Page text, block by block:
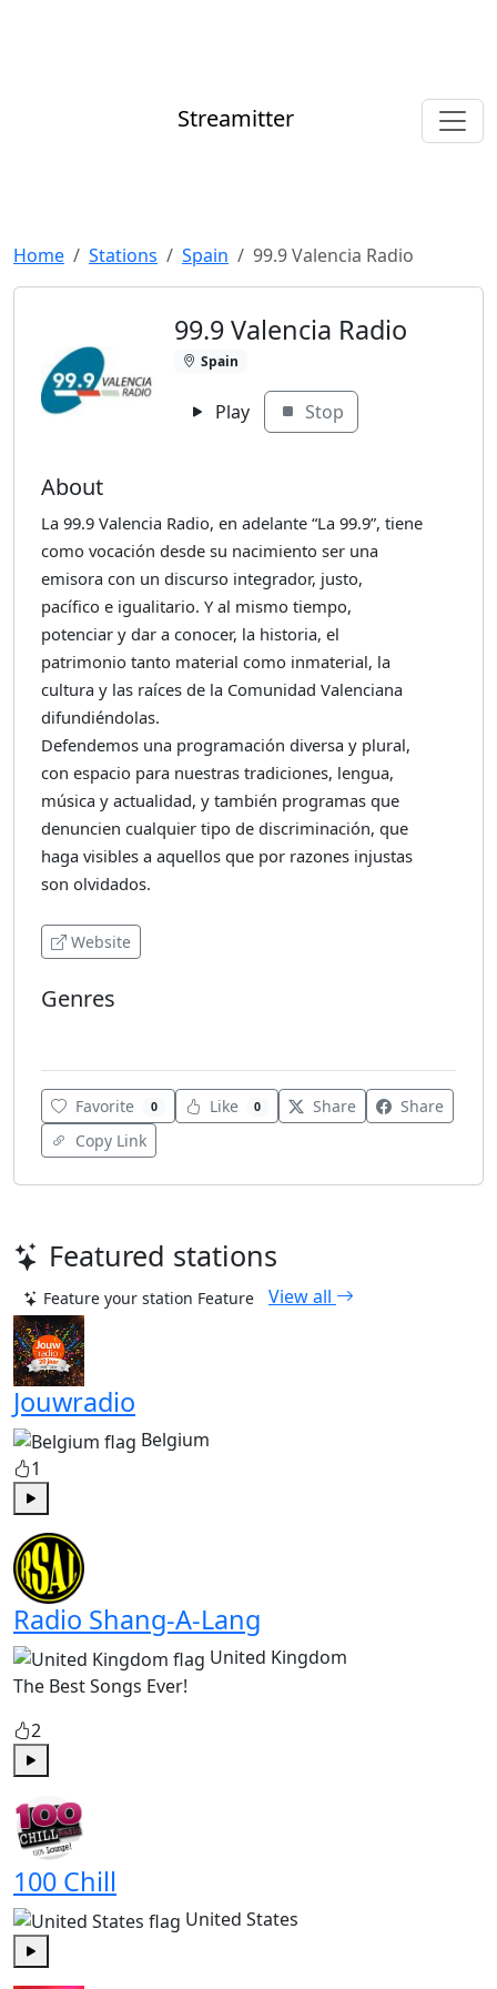
Streamitter
Home Stations Spain 99.9 Valencia Radio
99.9 Valencia Radio
Spain
Play Stop
About
La 99.9 Valencia Radio, en adelante “La 99.9”, tiene
como vocación desde su nacimiento ser una
emisora con un discurso integrador, justo,
pacífico e igualitario. Y al mismo tiempo,
potenciar y dar a conocer, la historia, el
patrimonio tanto material como inmaterial, la
cultura y las raíces de la Comunidad Valenciana
difundiéndolas.
Defendemos una programación diversa y plural,
con espacio para nuestras tradiciones, lengua,
música y actualidad, y también programas que
denuncien cualquier tipo de discriminación, que
haga visibles a aquellos que por razones injustas
son olvidados.
Website
Genres
Favorite 0 Like 0 Share
Share
Copy Link
Featured stations
Feature your station Feature View all
Jouwradio
Belgium
1
Radio Shang-A-Lang
United Kingdom
The Best Songs Ever!
2
100 Chill
United States
Play